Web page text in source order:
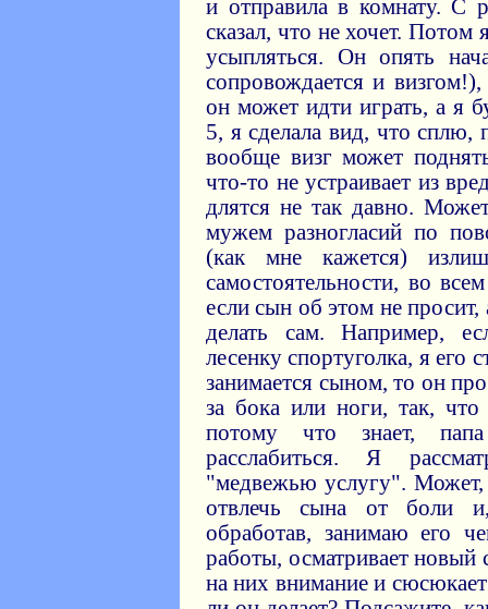
и отправила в комнату. С
сказал, что не хочет.
усыпляться. Он опять
сопровождается и
он может идти играть, а я
5, я сделала вид, что сплю,
вообще визг может
что-то не устраивает из
длятся не так давно.
мужем разногласий по
(как мне кажется)
самостоятельности, во
если сын об этом не просит,
делать сам. Например,
лесенку спортуголка, я его
занимается сыном, то он
за бока или ноги, так,
потому что знает,
расслабиться. Я
"медвежью услугу". Может,
отвлечь сына от боли
обработав, занимаю его
работы, осматривает новый
на них внимание и